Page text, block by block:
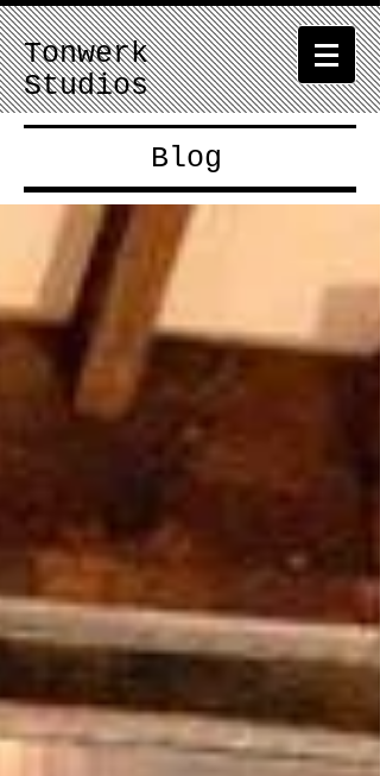
Tonwerk
Studios
Blog